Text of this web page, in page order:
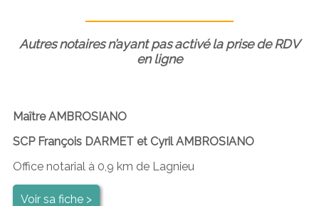
Autres notaires n’ayant pas activé la prise de RDV
en ligne
Maître AMBROSIANO
SCP François DARMET et Cyril AMBROSIANO
Office notarial à 0,9 km de Lagnieu
Voir sa fiche >